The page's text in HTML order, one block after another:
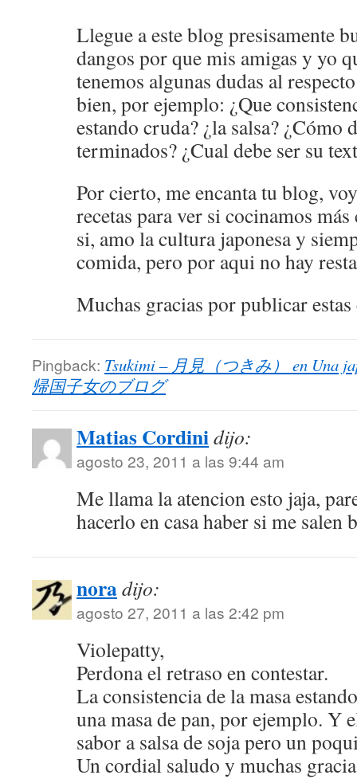
Llegue a este blog presisamente
dangos por que mis amigas y yo
tenemos algunas dudas al
bien, por ejemplo: ¿Que
estando cruda? ¿la salsa? ¿Cómo
terminados? ¿Cual debe ser su
Por cierto, me encanta tu blog,
recetas para ver si cocinamos
si, amo la cultura japonesa y
comida, pero por aqui no hay
Muchas gracias por publicar
Pingback: Tsukimi – 月見（つきみ） en Una
帰国子女のブログ
Matias Cordinidijo:
agosto 23, 2011 a las 9:44 am
Me llama la atencion esto jaja,
hacerlo en casa haber si me salen
noradijo:
agosto 27, 2011 a las 2:42 pm
Violepatty,
Perdona el retraso en contestar.
La consistencia de la masa
una masa de pan, por ejemplo. Y
sabor a salsa de soja pero un
Un cordial saludo y muchas